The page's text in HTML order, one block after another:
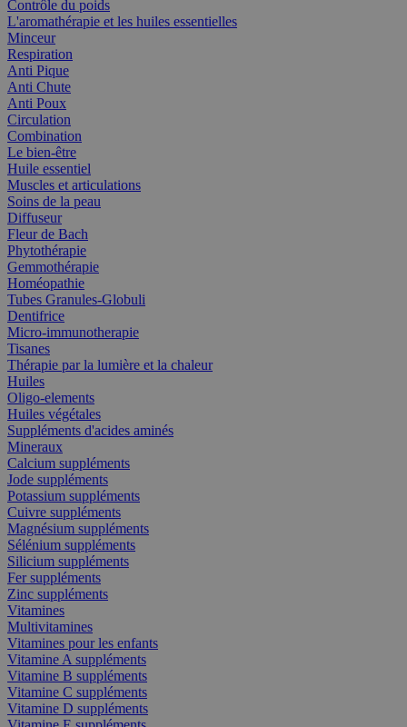
Contrôle du poids
L'aromathérapie et les huiles essentielles
Minceur
Respiration
Anti Pique
Anti Chute
Anti Poux
Circulation
Combination
Le bien-être
Huile essentiel
Muscles et articulations
Soins de la peau
Diffuseur
Fleur de Bach
Phytothérapie
Gemmothérapie
Homéopathie
Tubes Granules-Globuli
Dentifrice
Micro-immunotherapie
Tisanes
Thérapie par la lumière et la chaleur
Huiles
Oligo-elements
Huiles végétales
Suppléments d'acides aminés
Mineraux
Calcium suppléments
Jode suppléments
Potassium suppléments
Cuivre suppléments
Magnésium suppléments
Sélénium suppléments
Silicium suppléments
Fer suppléments
Zinc suppléments
Vitamines
Multivitamines
Vitamines pour les enfants
Vitamine A suppléments
Vitamine B suppléments
Vitamine C suppléments
Vitamine D suppléments